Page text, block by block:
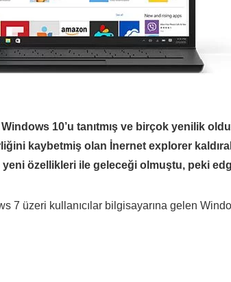
10’u tanıtmış ve birçok yenilik
kaybetmiş olan İnernet explorer
yeni özellikleri ile geleceği olmuştu, peki
7 üzeri kullanıcılar bilgisayarına gelen